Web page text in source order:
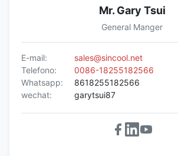
Mr. Gary Tsui
General Manger
E-mail:
sales@sincool.net
Telefono:
0086-18255182566
Whatsapp:
8618255182566
wechat:
garytsui87